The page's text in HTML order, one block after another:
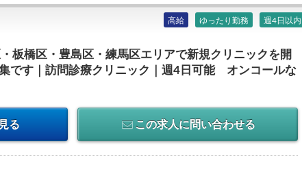
高給 ゆったり勤務 週4日以内
板橋区・豊島区・練馬区エリアで新規クリニックを開
です｜訪問診療クリニック｜週4日可能 オンコールな
る この求人に問い合わせる